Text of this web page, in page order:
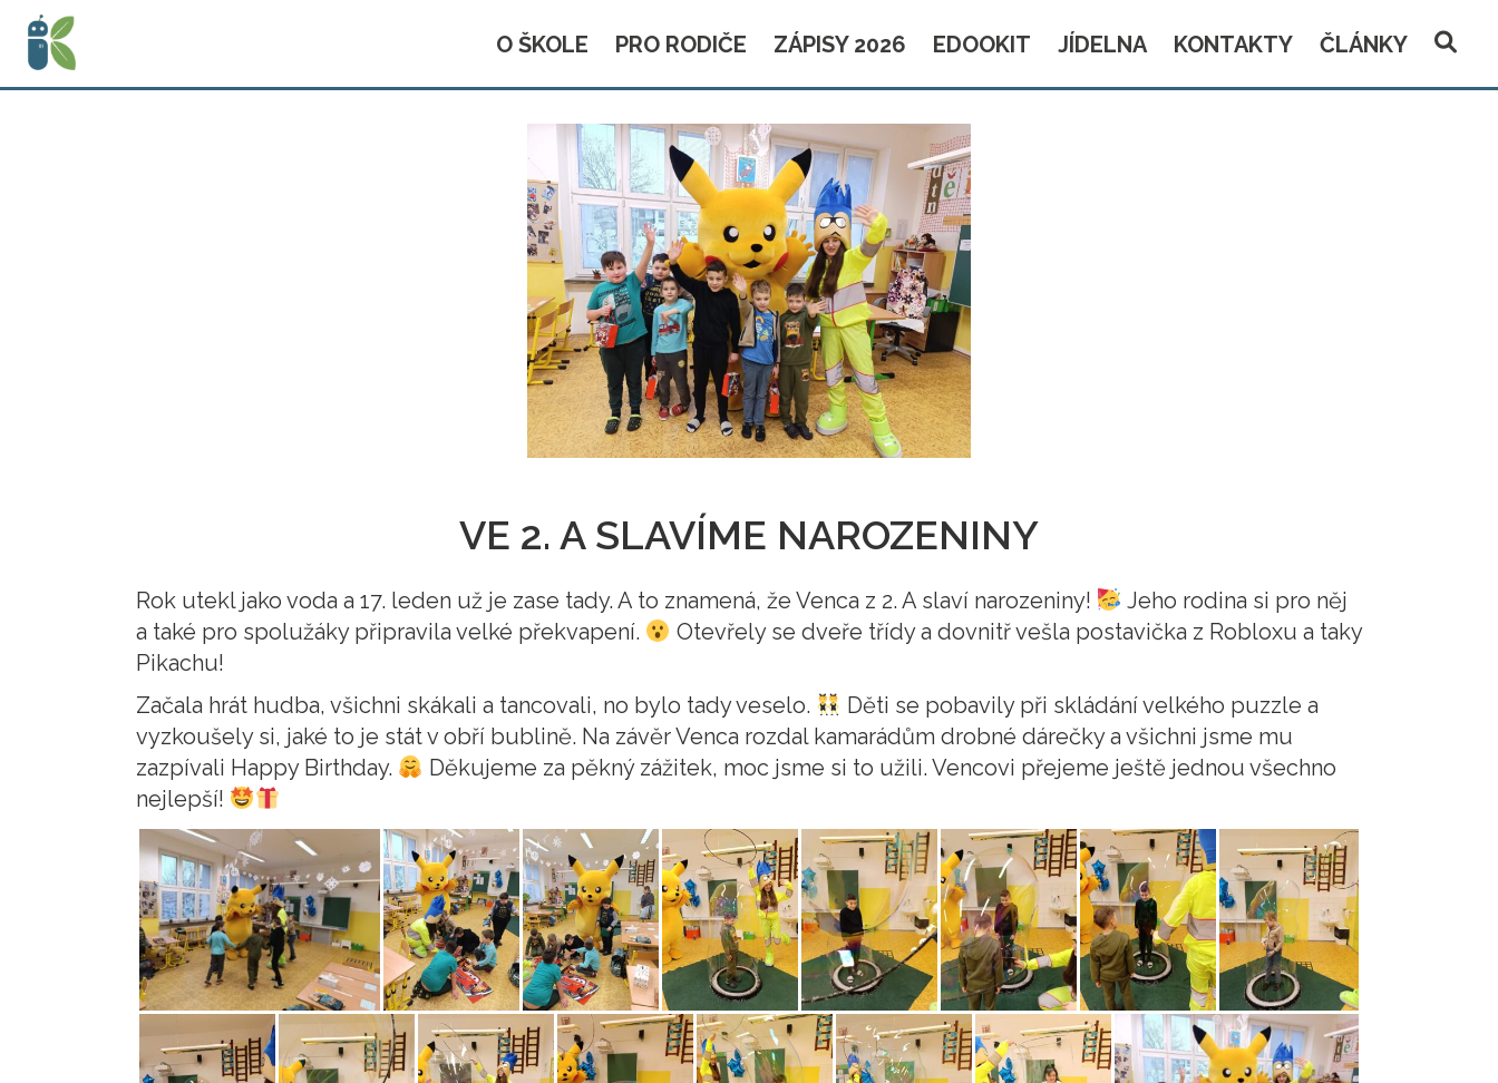
O ŠKOLE PRO RODIČE ZÁPISY 2026 EDOOKIT JÍDELNA KONTAKTY ČLÁNKY
VE 2. A SLAVÍME NAROZENINY
Rok utekl jako voda a 17. leden už je zase tady. A to znamená, že Venca z 2. A slaví narozeniny!
Jeho rodina si pro něj
a také pro spolužáky připravila velké překvapení.
Otevřely se dveře třídy a dovnitř vešla postavička z Robloxu a taky
Pikachu!
Začala hrát hudba, všichni skákali a tancovali, no bylo tady veselo.
Děti se pobavily při skládání velkého puzzle a
vyzkoušely si, jaké to je stát v obří bublině. Na závěr Venca rozdal kamarádům drobné dárečky a všichni jsme mu
zazpívali Happy Birthday.
Děkujeme za pěkný zážitek, moc jsme si to užili. Vencovi přejeme ještě jednou všechno
nejlepší!